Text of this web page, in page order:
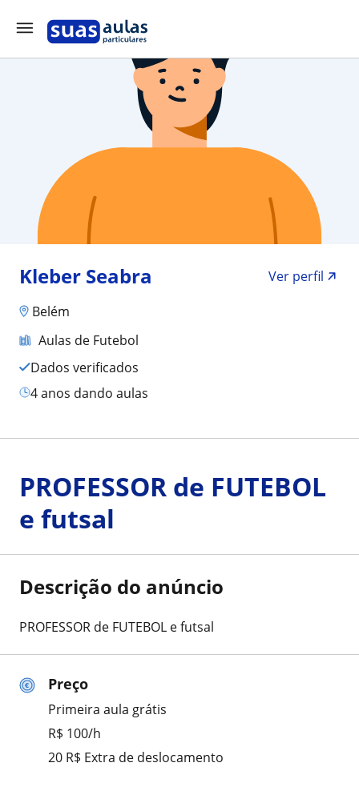
Kleber Seabra
Ver perfil
Belém
Aulas de Futebol
Dados verificados
4 anos dando aulas
Preço
Primeira aula grátis
R$ 100/h
20 R$ Extra de deslocamento
PROFESSOR de FUTEBOL
e futsal
Descrição do anúncio
PROFESSOR de FUTEBOL e futsal